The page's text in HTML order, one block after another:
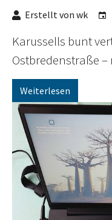
Erstellt von wk
Karussells bunt
Ostbredenstraße
Weiterlesen